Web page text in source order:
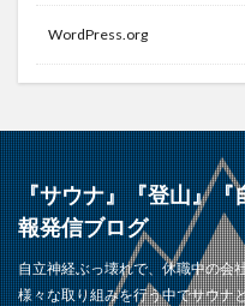
WordPress.org
『サウナ』『登山』『
報発信ブログ
自立神経ぶっ壊れで、休職中の会
様々な取り組みを行う中でサウナ